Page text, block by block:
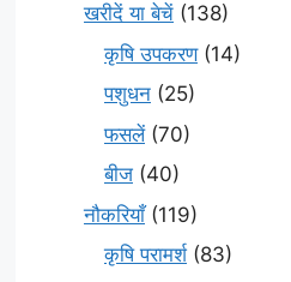
खरीदें या बेचें (138)
कृषि उपकरण(14)
पशुधन (25)
फसलें(70)
बीज (40)
नौकरियाँ(119)
कृषि परामर्श(83)